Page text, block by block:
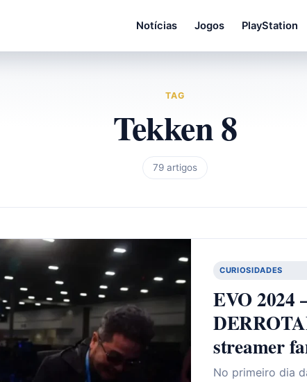
Notícias Jogos PlayStation
TAG
Tekken 8
79 artigos
CURIOSIDADES
EVO 2024
streamer
No primeiro dia